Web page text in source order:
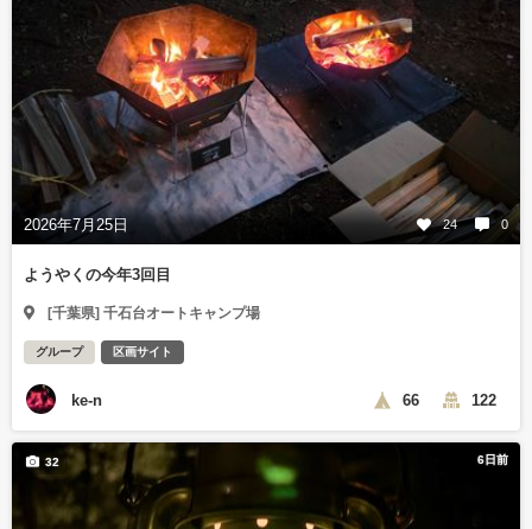
2026年7月25日 24 0
ようやくの今年3回目
[千葉県] 千石台オートキャンプ場
グループ 区画サイト
ke-n 66 122
6日前
32